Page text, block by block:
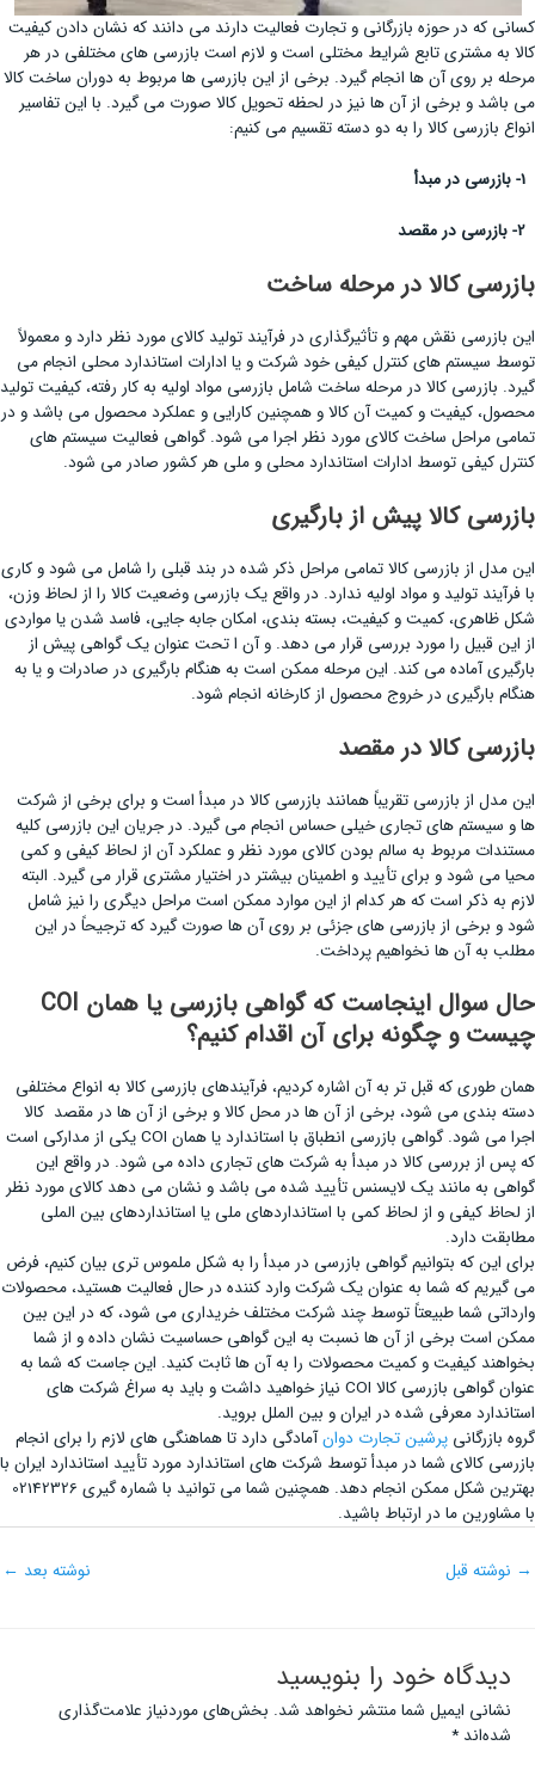
کسانی که در حوزه بازرگانی و تجارت فعالیت دارند می دانند که نشان دادن کیفیت
کالا به مشتری تابع شرایط مختلی است و لازم است بازرسی های مختلفی در هر
مرحله بر روی آن ها انجام گیرد. برخی از این بازرسی ها مربوط به دوران ساخت کالا
می باشد و برخی از آن ها نیز در لحظه تحویل کالا صورت می گیرد. با این تفاسیر
انواع بازرسی کالا را به دو دسته تقسیم می کنیم:
بازرسی کالا در مرحله ساخت
این بازرسی نقش مهم و تأثیرگذاری در فرآیند تولید کالای مورد نظر دارد و معمولاً
توسط سیستم های کنترل کیفی خود شرکت و یا ادارات استاندارد محلی انجام می
گیرد. بازرسی کالا در مرحله ساخت شامل بازرسی مواد اولیه به کار رفته، کیفیت تولید
محصول، کیفیت و کمیت آن کالا و همچنین کارایی و عملکرد محصول می باشد و در
تمامی مراحل ساخت کالای مورد نظر اجرا می شود. گواهی فعالیت سیستم های
کنترل کیفی توسط ادارات استاندارد محلی و ملی هر کشور صادر می شود.
بازرسی کالا پیش از بارگیری
این مدل از بازرسی کالا تمامی مراحل ذکر شده در بند قبلی را شامل می شود و کاری
با فرآیند تولید و مواد اولیه ندارد. در واقع یک بازرسی وضعیت کالا را از لحاظ وزن،
شکل ظاهری، کمیت و کیفیت، بسته بندی، امکان جابه جایی، فاسد شدن یا مواردی
از این قبیل را مورد بررسی قرار می دهد. و آن ا تحت عنوان یک گواهی پیش از
بارگیری آماده می کند. این مرحله ممکن است به هنگام بارگیری در صادرات و یا به
هنگام بارگیری در خروج محصول از کارخانه انجام شود.
بازرسی کالا در مقصد
این مدل از بازرسی تقریباً همانند بازرسی کالا در مبدأ است و برای برخی از شرکت
ها و سیستم های تجاری خیلی حساس انجام می گیرد. در جریان این بازرسی کلیه
مستندات مربوط به سالم بودن کالای مورد نظر و عملکرد آن از لحاظ کیفی و کمی
محیا می شود و برای تأیید و اطمینان بیشتر در اختیار مشتری قرار می گیرد. البته
لازم به ذکر است که هر کدام از این موارد ممکن است مراحل دیگری را نیز شامل
شود و برخی از بازرسی های جزئی بر روی آن ها صورت گیرد که ترجیحاً در این
مطلب به آن ها نخواهیم پرداخت.
حال سوال اینجاست که گواهی بازرسی یا همان COI
چیست و چگونه برای آن اقدام کنیم؟
همان طوری که قبل تر به آن اشاره کردیم، فرآیندهای بازرسی کالا به انواع مختلفی
دسته بندی می شود، برخی از آن ها در محل کالا و برخی از آن ها در مقصد کالا
اجرا می شود. گواهی بازرسی انطباق با استاندارد یا همان COI یکی از مدارکی است
که پس از بررسی کالا در مبدأ به شرکت های تجاری داده می شود. در واقع این
گواهی به مانند یک لایسنس تأیید شده می باشد و نشان می دهد کالای مورد نظر
از لحاظ کیفی و از لحاظ کمی با استانداردهای ملی یا استانداردهای بین الملی
مطابقت دارد.
برای این که بتوانیم گواهی بازرسی در مبدأ را به شکل ملموس تری بیان کنیم، فرض
می گیریم که شما به عنوان یک شرکت وارد کننده در حال فعالیت هستید، محصولات
وارداتی شما طبیعتاً توسط چند شرکت مختلف خریداری می شود، که در این بین
ممکن است برخی از آن ها نسبت به این گواهی حساسیت نشان داده و از شما
بخواهند کیفیت و کمیت محصولات را به آن ها ثابت کنید. این جاست که شما به
عنوان گواهی بازرسی کالا COI نیاز خواهید داشت و باید به سراغ شرکت های
استاندارد معرفی شده در ایران و بین الملل بروید.
گروه بازرگانی پرشین تجارت دوانآمادگی دارد تا هماهنگی های لازم را برای انجام
بازرسی کالای شما در مبدأ توسط شرکت های استاندارد مورد تأیید استاندارد ایران با
بهترین شکل ممکن انجام دهد. همچنین شما می توانید با شماره گیری 02142326
با مشاورین ما در ارتباط باشید.
→ نوشته قبل نوشته بعد ←
دیدگاه‌ خود را بنویسید
نشانی ایمیل شما منتشر نخواهد شد. بخش‌های موردنیاز علامت‌گذاری
شده‌اند*